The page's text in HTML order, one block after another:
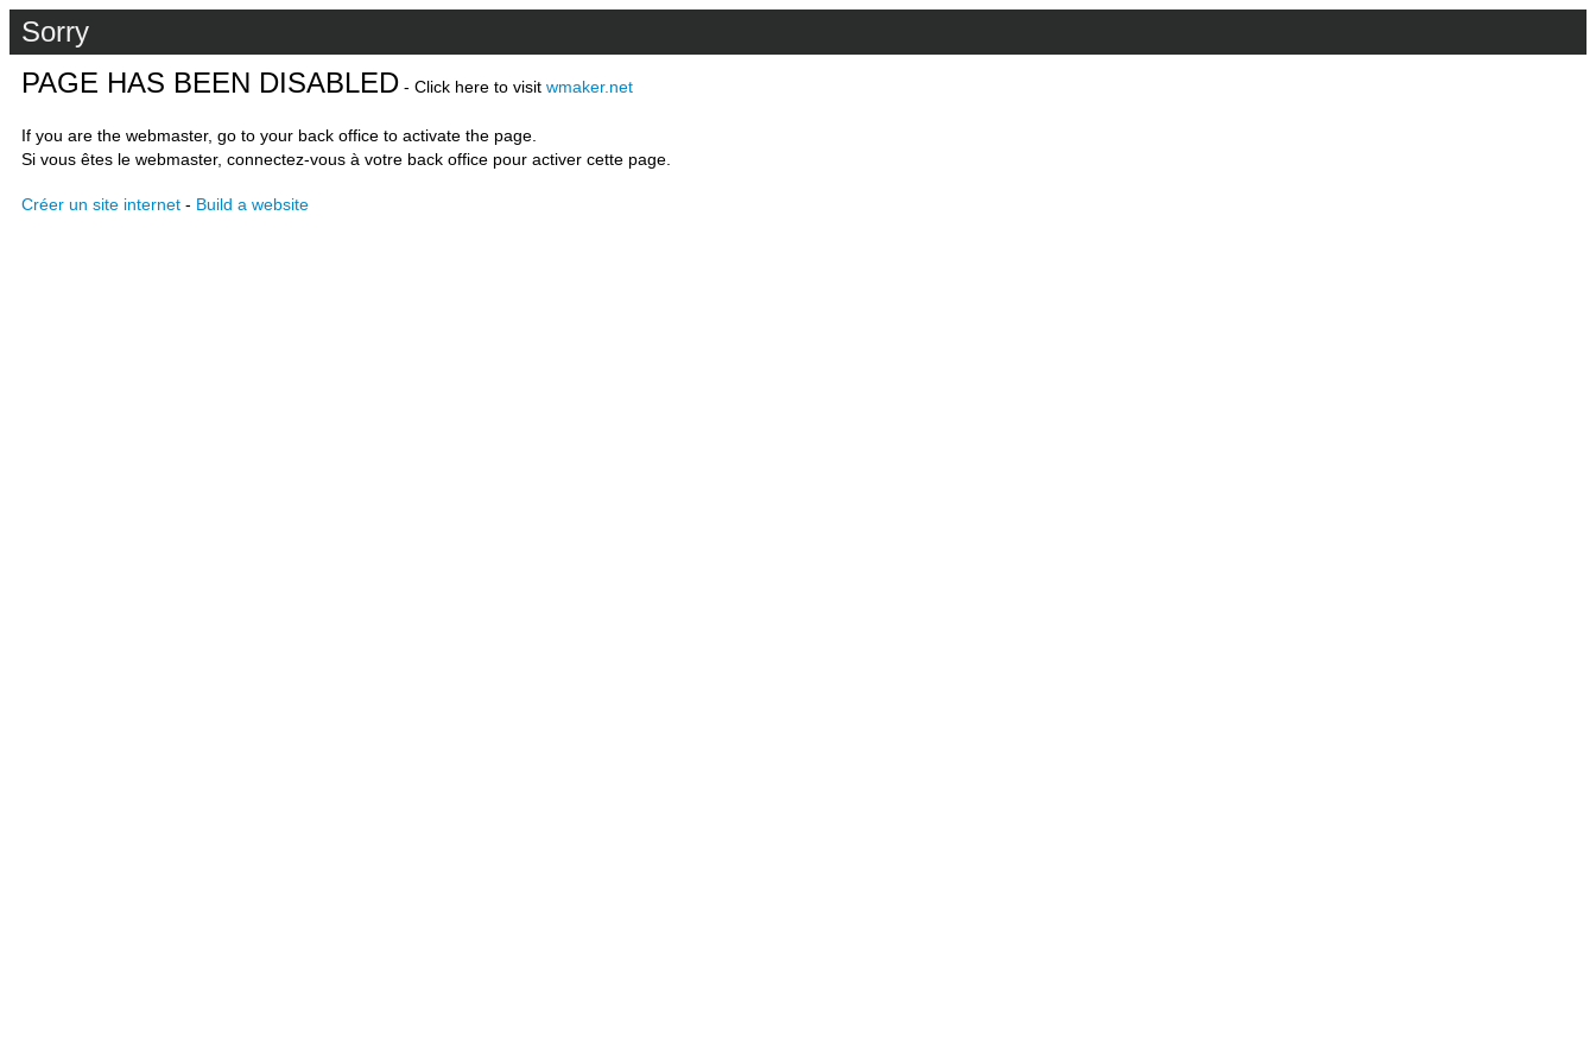
Sorry
PAGE HAS BEEN DISABLED - Click here to visit wmaker.net
If you are the webmaster, go to your back office to activate the page.
Si vous êtes le webmaster, connectez-vous à votre back office pour activer cette page.
Créer un site internet - Build a website